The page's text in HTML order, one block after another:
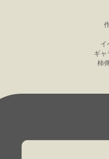
イ
ギャ
柿